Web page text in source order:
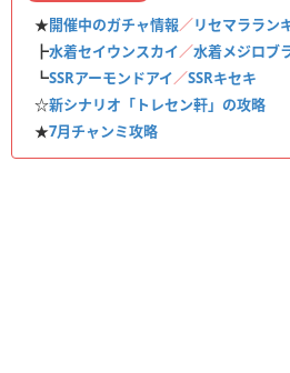
★開催中のガチャ情報／リセマララン
┣水着セイウンスカイ／水着メジロブ
┗SSRアーモンドアイ／SSRキセキ
☆新シナリオ「トレセン軒」の攻略
★7月チャンミ攻略